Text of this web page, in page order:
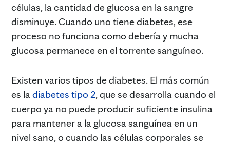
células, la cantidad de glucosa en la sangre
disminuye. Cuando uno tiene diabetes, ese
proceso no funciona como debería y mucha
glucosa permanece en el torrente sanguíneo.
Existen varios tipos de diabetes. El más común
es ladiabetes tipo 2, que se desarrolla cuando el
cuerpo ya no puede producir suficiente insulina
para mantener a la glucosa sanguínea en un
nivel sano, o cuando las células corporales se